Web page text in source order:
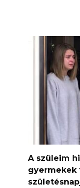
A szüleim
gyermekek